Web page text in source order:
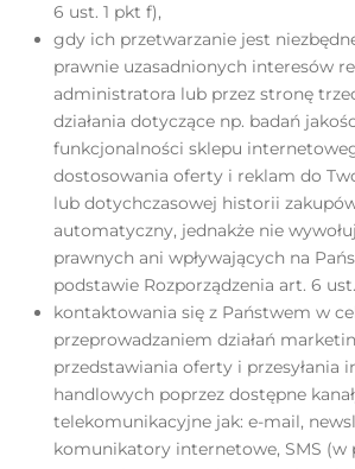
6 ust. 1 pkt f),
gdy ich przetwarzanie jest
prawnie uzasadnionych interesów
administratora lub przez stronę
działania dotyczące np. badań
funkcjonalności sklepu
dostosowania oferty i reklam do
lub dotychczasowej historii
automatyczny, jednakże nie
prawnych ani wpływających na
podstawie Rozporządzenia art. 6
kontaktowania się z Państwem w
przeprowadzaniem działań
przedstawiania oferty i przesyłania
handlowych poprzez dostępne
telekomunikacyjne jak: e-mail,
komunikatory internetowe, SMS (w